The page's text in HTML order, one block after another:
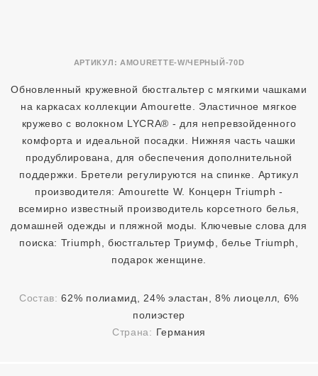
АРТИКУЛ: AMOURETTE-W/ЧЕРНЫЙ-70D
Обновленный кружевной бюстгальтер с мягкими чашками
на каркасах коллекции Amourette. Эластичное мягкое
кружево с волокном LYCRA® - для непревзойденного
комфорта и идеальной посадки. Нижняя часть чашки
продублирована, для обеспечения дополнительной
поддержки. Бретели регулируются на спинке. Артикул
производителя: Amourette W. Концерн Triumph -
всемирно известный производитель корсетного белья,
домашней одежды и пляжной моды. Ключевые слова для
поиска: Triumph, бюстгальтер Триумф, белье Triumph,
подарок женщине.
Состав:62% полиамид, 24% эластан, 8% лиоцелл, 6%
полиэстер
Страна: Германия